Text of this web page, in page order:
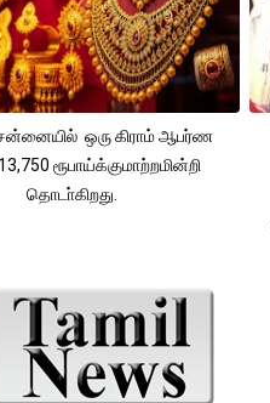
ஒரு கிராம் ஆபர்ண
ரூபாய்க்குமாற்றமின்றி
தொடா்கிறது.